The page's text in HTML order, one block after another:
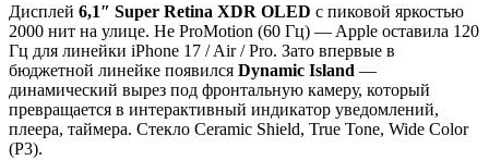
Дисплей 6,1″ Super Retina XDR OLED с пиковой яркостью
2000 нит на улице. Не ProMotion (60 Гц) — Apple оставила 120
Гц для линейки iPhone 17 / Air / Pro. Зато впервые в
бюджетной линейке появился Dynamic Island —
динамический вырез под фронтальную камеру, который
превращается в интерактивный индикатор уведомлений,
плеера, таймера. Стекло Ceramic Shield, True Tone, Wide Color
(P3).